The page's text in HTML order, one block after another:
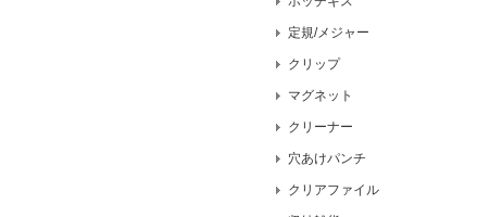
定規/メジャー
クリップ
マグネット
クリーナー
穴あけパンチ
クリアファイル